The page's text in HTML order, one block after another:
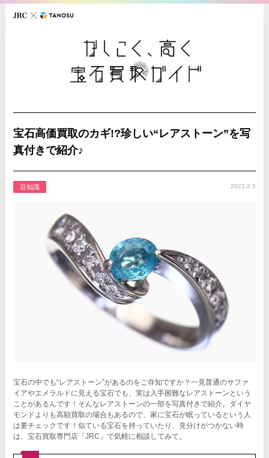
宝石高価買取のカギ!?珍しい“レアストーン”を写
真付きで紹介♪
豆知識 2021.2.5
宝石の中でも“レアストーン”があるのをご存知ですか？一見普通のサファ
イアやエメラルドに見える宝石でも、実は入手困難なレアストーンという
ことがあるんです！そんなレアストーンの一部を写真付きで紹介。ダイヤ
モンドよりも高額買取の場合もあるので、家に宝石が眠っているという人
は要チェックです！似ている宝石を持っていたり、見分けがつかない時
は、宝石買取専門店「JRC」で気軽に相談してみて。